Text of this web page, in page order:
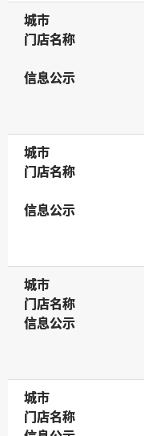
城市
城市
门店名称
门店名称
信息公示
信息公示
城市
城市
门店名称
门店名称
信息公示
信息公示
城市
城市
门店名称
门店名称
信息公示
信息公示
城市
城市
门店名称
门店名称